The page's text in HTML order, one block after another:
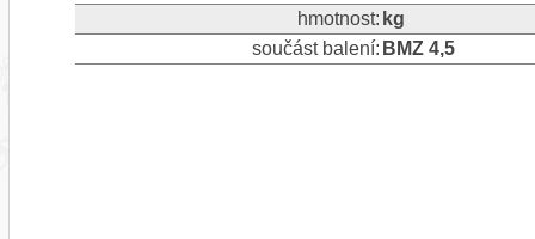
hmotnost: kg
součást balení: BMZ 4,5